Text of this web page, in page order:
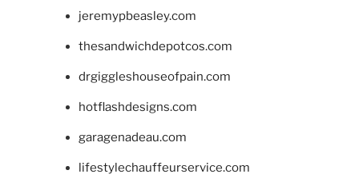
jeremypbeasley.com
thesandwichdepotcos.com
drgiggleshouseofpain.com
hotflashdesigns.com
garagenadeau.com
lifestylechauffeurservice.com